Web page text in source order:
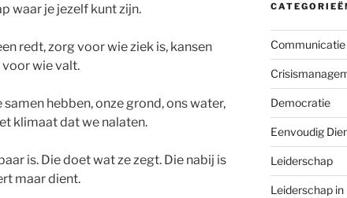
waar je jezelf kunt zijn.
redt, zorg voor wie ziek is, kansen
wie valt.
hebben, onze grond, ons water,
klimaat dat we nalaten.
is. Die doet wat ze zegt. Die nabij is
maar dient.
Communicatie
Democratie
Eenvoudig
Leiderschap
Leiderschap